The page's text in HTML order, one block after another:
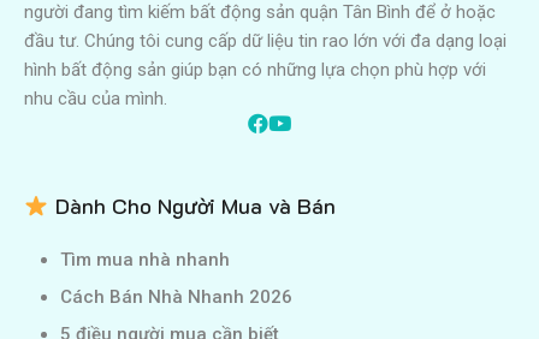
người đang tìm kiếm bất động sản quận Tân Bình để ở hoặc
đầu tư. Chúng tôi cung cấp dữ liệu tin rao lớn với đa dạng loại
hình bất động sản giúp bạn có những lựa chọn phù hợp với
nhu cầu của mình.
Dành Cho Người Mua và Bán
Tìm mua nhà nhanh
Cách Bán Nhà Nhanh 2026